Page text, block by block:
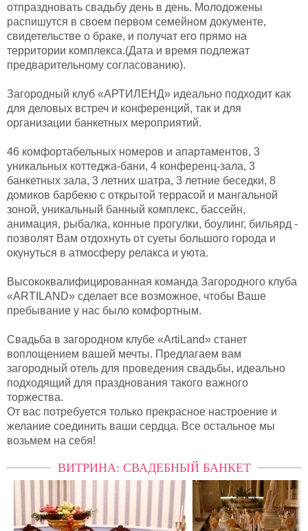
отпраздновать свадьбу день в день. Молодожены
распишутся в своем первом семейном документе,
свидетельстве о браке, и получат его прямо на
территории комплекса.(Дата и время подлежат
предварительному согласованию).
Загородный клуб «АРТИЛЕНД» идеально подходит как
для деловых встреч и конференций, так и для
организации банкетных мероприятий.
46 комфортабельных номеров и апартаментов, 3
уникальных коттеджа-бани, 4 конференц-зала, 3
банкетных зала, 3 летних шатра, 3 летние беседки, 8
домиков барбекю с открытой террасой и мангальной
зоной, уникальный банный комплекс, бассейн,
анимация, рыбалка, конные прогулки, боулинг, бильярд -
позволят Вам отдохнуть от суеты большого города и
окунуться в атмосферу релакса и уюта.
Высококвалифицированная команда Загородного клуба
«ARTILAND» сделает все возможное, чтобы Ваше
пребывание у нас было комфортным.
Свадьба в загородном клубе «ArtiLand» станет
воплощением вашей мечты. Предлагаем вам
загородный отель для проведения свадьбы, идеально
подходящий для празднования такого важного
торжества.
От вас потребуется только прекрасное настроение и
желание соединить ваши сердца. Все остальное мы
возьмем на себя!
ВИТРИНА: СВАДЕБНЫЙ БАНКЕТ